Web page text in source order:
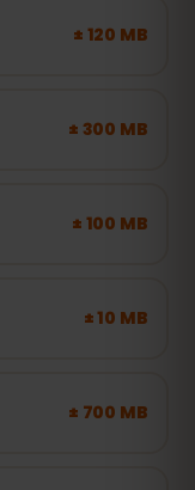
± 120 MB
± 300 MB
± 100 MB
± 10 MB
± 700 MB